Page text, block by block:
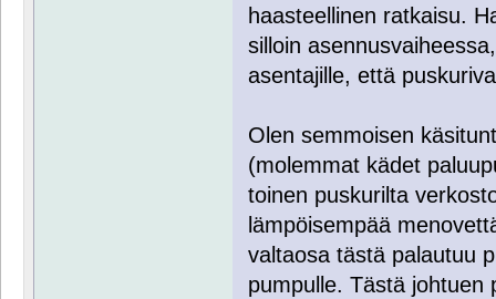
haasteellinen ratkaisu.
silloin
asentajille, että
Olen semmoisen
(molemmat kädet
toinen puskurilta
lämpöisempää
valtaosa tästä palautuu
pumpulle. Tästä johtuen